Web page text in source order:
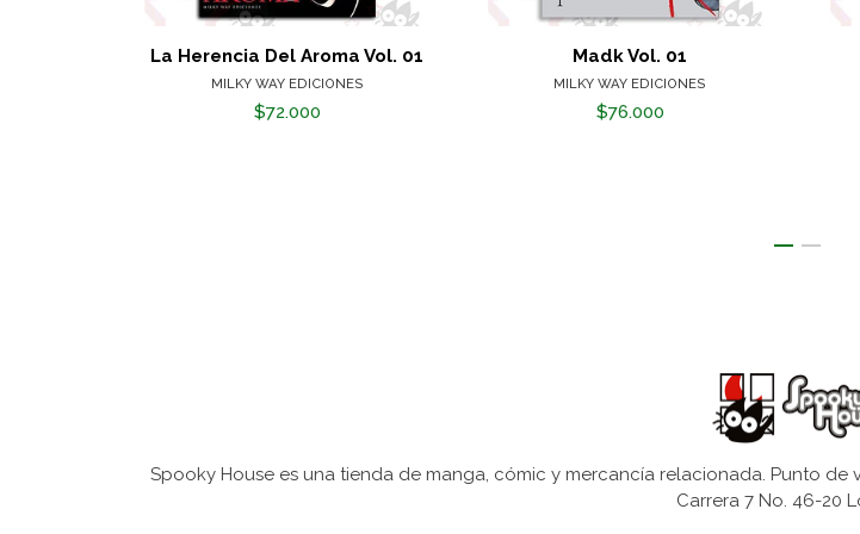
La Herencia Del Aroma Vol. 01
MILKY WAY EDICIONES
$72.000
Madk Vol. 01
MILKY WAY EDICIONES
$76.000
Spooky House es una tienda de manga, cómic y mercancía relacionada. Punto
Carrera 7 No. 46-20